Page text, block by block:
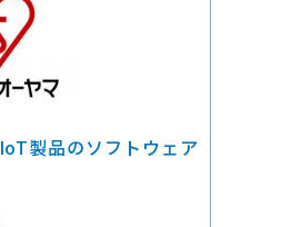
製品のソフトウェア